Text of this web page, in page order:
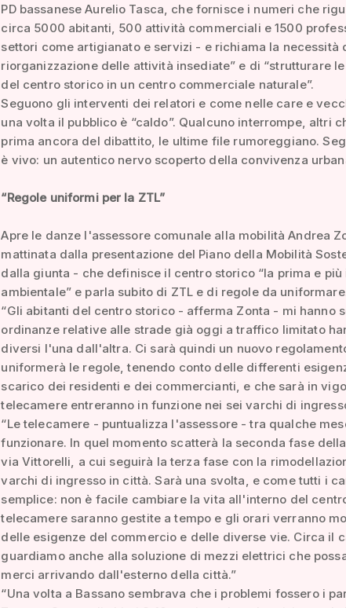
PD bassanese Aurelio Tasca, che fornisce i numeri che
circa 5000 abitanti, 500 attività commerciali e 1500
settori come artigianato e servizi - e richiama la necessità
riorganizzazione delle attività insediate” e di “strutturare
del centro storico in un centro commerciale naturale”.
Seguono gli interventi dei relatori e come nelle care e
una volta il pubblico è “caldo”. Qualcuno interrompe, altri
prima ancora del dibattito, le ultime file rumoreggiano.
è vivo: un autentico nervo scoperto della convivenza
“Regole uniformi per la ZTL”
Apre le danze l'assessore comunale alla mobilità Andrea
mattinata dalla presentazione del Piano della Mobilità
dalla giunta - che definisce il centro storico “la prima e più
ambientale” e parla subito di ZTL e di regole da
“Gli abitanti del centro storico - afferma Zonta - mi hanno
ordinanze relative alle strade già oggi a traffico limitato
diversi l'una dall'altra. Ci sarà quindi un nuovo
uniformerà le regole, tenendo conto delle differenti
scarico dei residenti e dei commercianti, e che sarà in
telecamere entreranno in funzione nei sei varchi di
“Le telecamere - puntualizza l'assessore - tra qualche
funzionare. In quel momento scatterà la seconda fase
via Vittorelli, a cui seguirà la terza fase con la
varchi di ingresso in città. Sarà una svolta, e come tutti i
semplice: non è facile cambiare la vita all'interno del
telecamere saranno gestite a tempo e gli orari verranno
delle esigenze del commercio e delle diverse vie. Circa il
guardiamo anche alla soluzione di mezzi elettrici che
merci arrivando dall'esterno della città.”
“Una volta a Bassano sembrava che i problemi fossero i